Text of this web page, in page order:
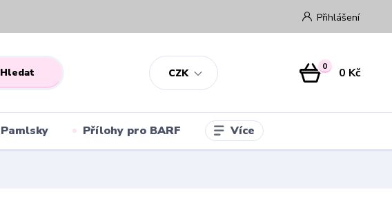
CZK
Přihlášení
Hledat 0 0 Kč
Pamlsky Přílohy pro BARF Více